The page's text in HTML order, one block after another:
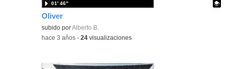
Oliver
Contenido educativo.
subido porAlberto B.
01′ 46″
-hace 3 años -24 visualizaciones